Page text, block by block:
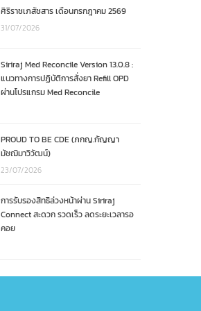
ศิริราชเภสัชสาร เดือนกรกฎาคม 2569
31/07/2026
Siriraj Med Reconcile Version 13.0.8 :
แนวทางการปฏิบัติการสั่งยา Refill OPD
ผ่านโปรแกรม Med Reconcile
PROUD TO BE CDE (ภกญ.กัญญา
มัชฌิมาวิวัฒน์)
23/07/2026
การรับรองสิทธิล่วงหน้าผ่าน Siriraj
Connect สะดวก รวดเร็ว ลดระยะเวลารอ
คอย